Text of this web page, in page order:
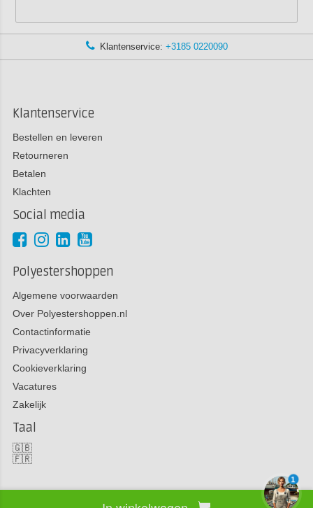
Klantenservice: +3185 0220090
Klantenservice
Bestellen en leveren
Retourneren
Betalen
Klachten
Social media
Polyestershoppen
Algemene voorwaarden
Over Polyestershoppen.nl
Contactinformatie
Privacyverklaring
Cookieverklaring
Vacatures
Zakelijk
Taal
🇬🇧
🇫🇷
1